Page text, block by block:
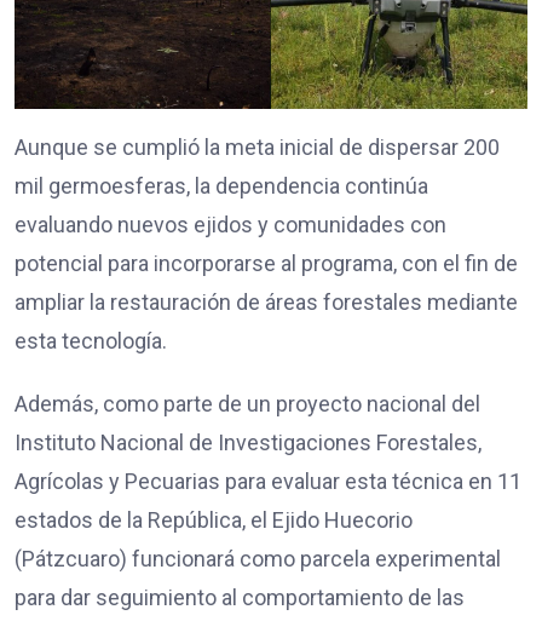
Aunque se cumplió la meta inicial de dispersar 200
mil germoesferas, la dependencia continúa
evaluando nuevos ejidos y comunidades con
potencial para incorporarse al programa, con el fin de
ampliar la restauración de áreas forestales mediante
esta tecnología.
Además, como parte de un proyecto nacional del
Instituto Nacional de Investigaciones Forestales,
Agrícolas y Pecuarias para evaluar esta técnica en 11
estados de la República, el Ejido Huecorio
(Pátzcuaro) funcionará como parcela experimental
para dar seguimiento al comportamiento de las